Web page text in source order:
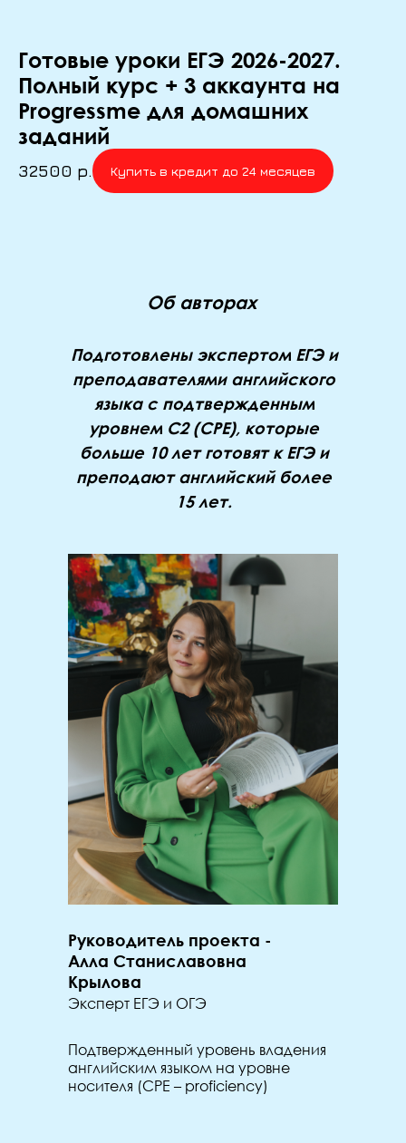
Готовые уроки ЕГЭ 2026-2027.
Полный курс + 3 аккаунта на
Progressme для домашних
заданий
32500 р. Купить в кредит до 24 месяцев
Об авторах
Подготовлены экспертом ЕГЭ и
преподавателями английского
языка с подтвержденным
уровнем C2 (CPE), которые
больше 10 лет готовят к ЕГЭ и
преподают английский более
15 лет.
Руководитель проекта -
Алла Станиславовна
Крылова
Эксперт ЕГЭ и ОГЭ
Подтвержденный уровень владения
английским языком на уровне
носителя (CPE – proficiency)